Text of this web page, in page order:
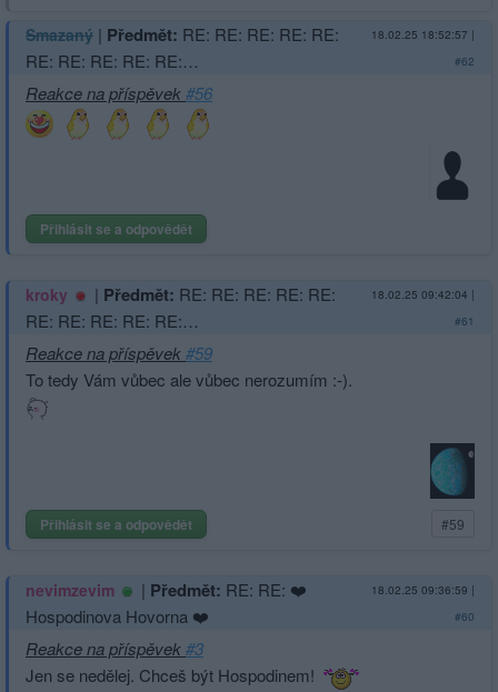
Smazaný | Předmět: RE: RE: RE: RE: RE:
RE: RE: RE: RE: RE:…
18.02.25 18:52:57 |
#62
Reakce na příspěvek#56
Přihlásit se a odpovědět
kroky | Předmět: RE: RE: RE: RE: RE:
RE: RE: RE: RE: RE:…
18.02.25 09:42:04 |
#61
Reakce na příspěvek#59
To tedy Vám vůbec ale vůbec nerozumím :-).
Přihlásit se a odpovědět #59
nevimzevim | Předmět: RE: RE: ❤️
Hospodinova Hovorna ❤️
18.02.25 09:36:59 |
#60
Reakce na příspěvek#3
Jen se nedělej. Chceš být Hospodinem!